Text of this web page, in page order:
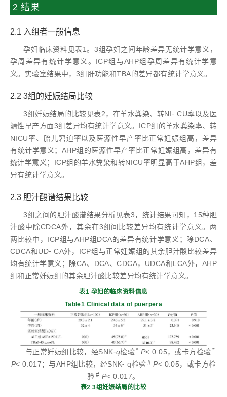
2 结果
2.1 入组者一般信息
孕妇临床资料见表1。3组孕妇之间年龄差异无统计学意义，
孕周差异有统计学意义。ICP组与AHP组孕周差异有统计学意
义。实验室结果中，3组肝功能和TBA的差异都有统计学意义。
2.2 3组的妊娠结局比较
3组妊娠结局的比较见表2，在羊水粪染、转NI⁃ CU率以及医
源性早产方面3组差异均有统计学意义。ICP组的羊水粪染率、转
NICU率、胎儿窘迫率以及医源性早产率比正常妊娠组高，差异
有统计学意义；AHP组的医源性早产率比正常妊娠组高，差异有
统计学意义；ICP组的羊水粪染和转NICU率明显高于AHP组，差
异有统计学意义。
2.3 胆汁酸谱结果比较
3组之间的胆汁酸谱结果分析见表3，统计结果可知，15种胆
汁酸中除CDCA外，其余在3组间比较差异均有统计学意义。两
两比较中，ICP组与AHP组DCA的差异有统计学意义；除DCA、
CDCA和UD⁃ CA外，ICP组与正常妊娠组的其余胆汁酸比较差异
均有统计学意义；除CA、DCA、CDCA，UDCA和LCA外，AHP
组和正常妊娠组的其余胆汁酸比较差异均有统计学意义。
表1 孕妇的临床资料信息
Table1 Clinical data of puerpera
与正常妊娠组比较，经SNK⁃q检验* P< 0.05，或卡方检验 *
P< 0.017；与AHP组比较，经SNK⁃ q检验 # P< 0.05，或卡方检
验 # P< 0.017。
表2 3组妊娠结局的比较